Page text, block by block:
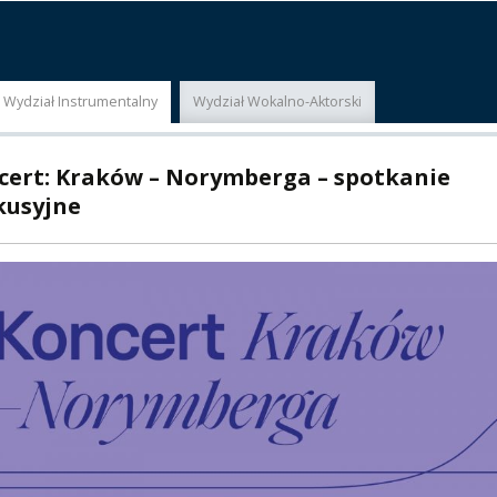
Wydział Instrumentalny Wydział Wokalno-Aktorski
Kraków – Norymberga – spotkanie